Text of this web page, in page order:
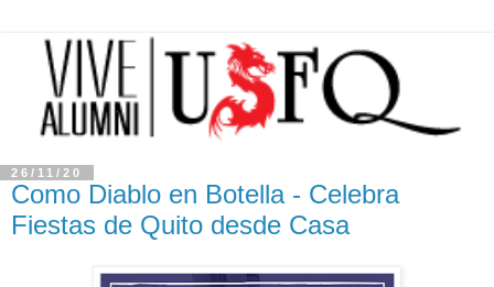
26/11/20
Como Diablo en Botella - Celebra
Fiestas de Quito desde Casa